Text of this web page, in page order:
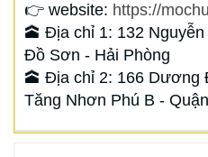
👉 website: https://
🕋 Địa chỉ 1: 132
Đồ Sơn - Hải Phòng
🕋 Địa chỉ 2: 166 Dương
Tăng Nhơn Phú B -